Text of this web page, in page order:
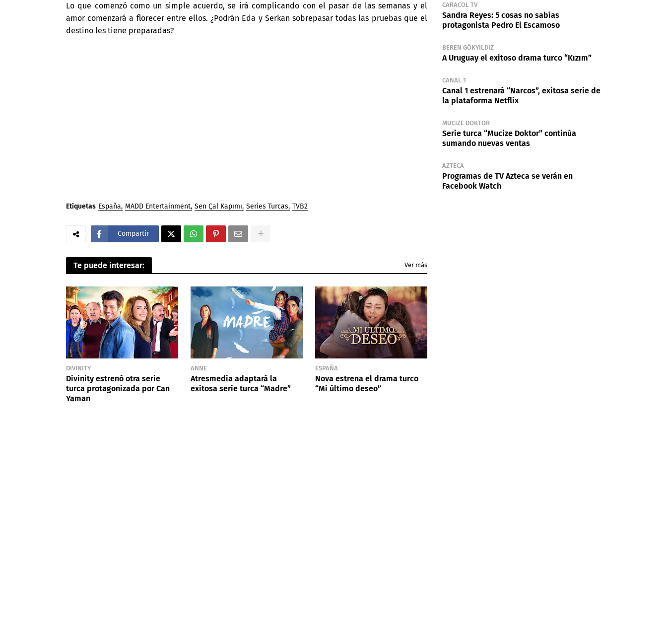
Lo que comenzó como un simple acuerdo, se irá complicando con el pasar de las semanas y el
amor comenzará a florecer entre ellos. ¿Podrán Eda y Serkan sobrepasar todas las pruebas que el
destino les tiene preparadas?
Etiquetas España MADD Entertainment Sen Çal Kapımı Series Turcas TVB2
Compartir
Te puede interesar: Ver más
DIVINITY
Divinity estrenó otra serie
turca protagonizada por Can
Yaman
ANNE
Atresmedia adaptará la
exitosa serie turca “Madre”
ESPAÑA
Nova estrena el drama turco
“Mi último deseo”
CARACOL TV
Sandra Reyes: 5 cosas no sabías
protagonista Pedro El Escamoso
BEREN GÖKYILDIZ
A Uruguay el exitoso drama turco “Kızım”
CANAL 1
Canal 1 estrenará “Narcos”, exitosa serie de
la plataforma Netflix
MUCIZE DOKTOR
Serie turca “Mucize Doktor” continúa
sumando nuevas ventas
AZTECA
Programas de TV Azteca se verán en
Facebook Watch